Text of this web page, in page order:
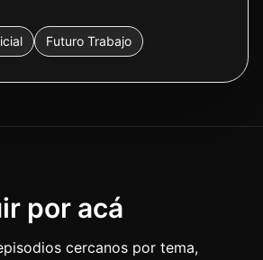
Futuro Trabajo
por acá
cercanos por tema,